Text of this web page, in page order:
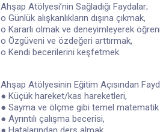
Ahşap Atölyesi’nin Sağladığı Faydalar;
o Günlük alışkanlıkların dışına çıkmak,
o Kararlı olmak ve deneyimleyerek
o Özgüveni ve özdeğeri arttırmak,
o Kendi becerilerini keşfetmek.
Ahşap Atölyesinin Eğitim Açısından
● Küçük hareket/kas hareketleri,
● Sayma ve ölçme gibi temel
● Ayrıntılı çalışma becerisi,